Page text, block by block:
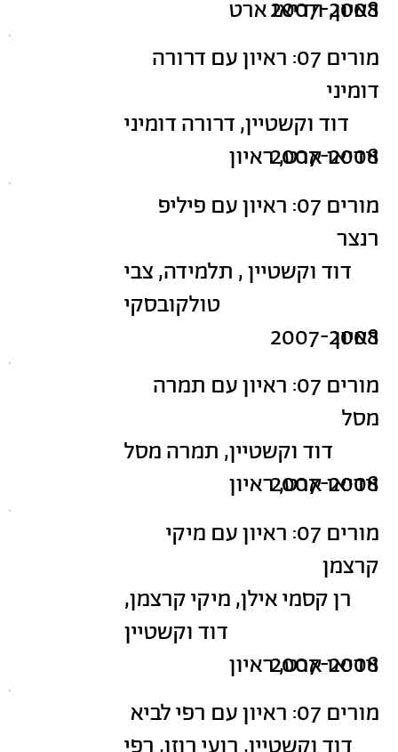
ראיון, וידיאו ארט
2007-2008
וידיאו ארט, ראיון
מורים 07: ראיון עם דרורה
דומיני
דוד וקשטיין, דרורה דומיני
2007-2008
ראיון
מורים 07: ראיון עם פיליפ
רנצר
דוד וקשטיין , תלמידה, צבי
טולקובסקי
2007-2008
וידיאו ארט, ראיון
מורים 07: ראיון עם תמרה
מסל
דוד וקשטיין, תמרה מסל
2007-2008
וידיאו ארט, ראיון
מורים 07: ראיון עם מיקי
קרצמן
רן קסמי אילן, מיקי קרצמן,
דוד וקשטיין
2007-2008
מורים 07: ראיון עם רפי לביא